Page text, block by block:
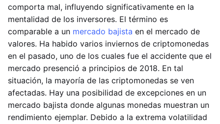
comporta mal, influyendo significativamente en la
mentalidad de los inversores. El término es
comparable a un mercado bajista en el mercado de
valores. Ha habido varios inviernos de criptomonedas
en el pasado, uno de los cuales fue el accidente que el
mercado presenció a principios de 2018. En tal
situación, la mayoría de las criptomonedas se ven
afectadas. Hay una posibilidad de excepciones en un
mercado bajista donde algunas monedas muestran un
rendimiento ejemplar. Debido a la extrema volatilidad